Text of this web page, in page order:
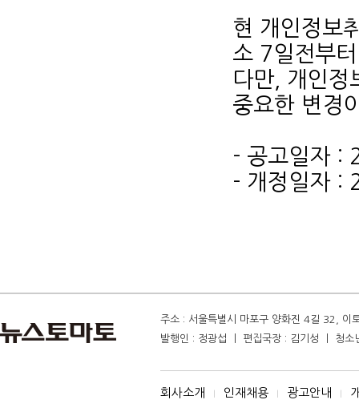
현 개인정보
소 7일전부
다만, 개인정
중요한 변경
- 공고일자 :
- 개정일자 :
주소 : 서울특별시 마포구 양화진 4길 32,
발행인 : 정광섭 ㅣ 편집국장 : 김기성 ㅣ
회사소개 I 인재채용 I 광고안내 I